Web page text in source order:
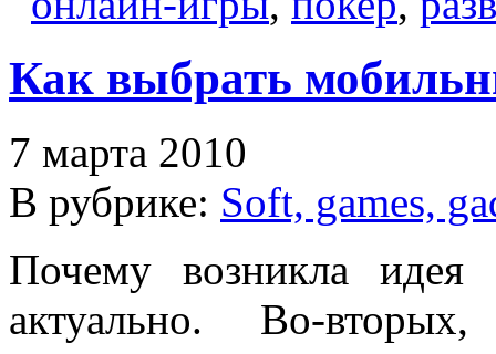
Как выбрать
7 марта 2010
В рубрике: Soft, games,
Почему возникла идея
актуально. Во-